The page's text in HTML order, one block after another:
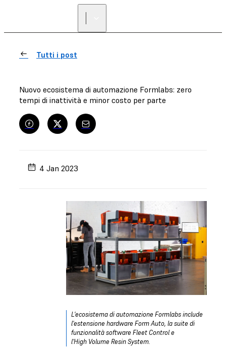
Tutti i post
Nuovo ecosistema di automazione Formlabs: zero
tempi di inattività e minor costo per parte
4 Jan 2023
L'ecosistema di automazione Formlabs include
l'estensione hardware Form Auto, la suite di
funzionalità software Fleet Control e
l'High Volume Resin System.